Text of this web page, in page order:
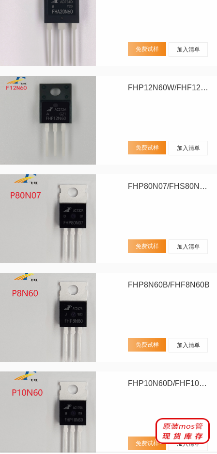
免费试样 加入清单
FHP12N60W/FHF12N60W
免费试样 加入清单
FHP80N07/FHS80N07/FHD80N07
免费试样 加入清单
FHP8N60B/FHF8N60B
免费试样 加入清单
FHP10N60D/FHF10N60D
免费试样 加入清单